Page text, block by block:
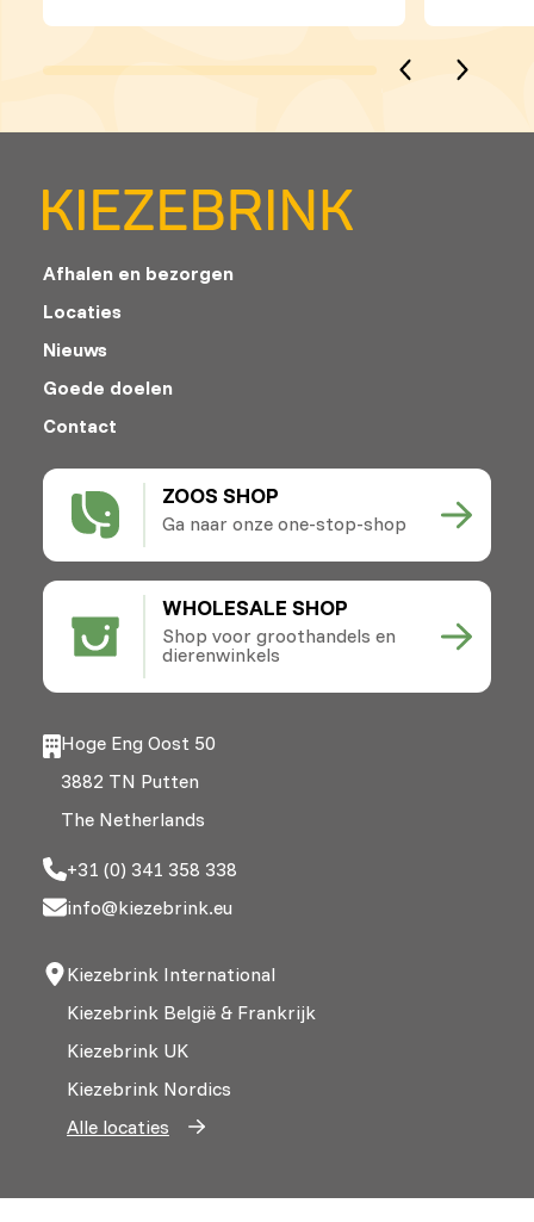
ZOOS SHOP
Ga naar onze one-stop-shop
WHOLESALE SHOP
Shop voor groothandels en
dierenwinkels
Afhalen en bezorgen
Locaties
Nieuws
Goede doelen
Contact
Hoge Eng Oost 50
3882 TN Putten
The Netherlands
+31 (0) 341 358 338
info@kiezebrink.eu
Kiezebrink International
Kiezebrink België & Frankrijk
Kiezebrink UK
Kiezebrink Nordics
Alle locaties